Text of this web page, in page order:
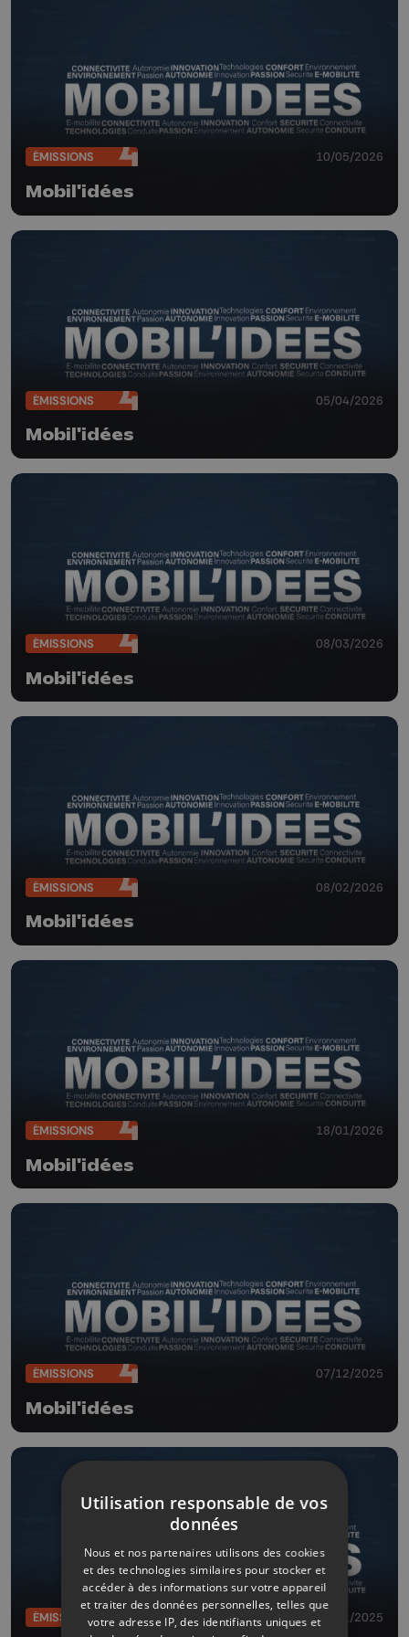
ÉMISSIONS 10/05/2026
Mobil'idées
ÉMISSIONS 05/04/2026
Mobil'idées
ÉMISSIONS 08/03/2026
Mobil'idées
ÉMISSIONS 08/02/2026
Mobil'idées
ÉMISSIONS 18/01/2026
Mobil'idées
ÉMISSIONS 07/12/2025
Mobil'idées
ÉMISSIONS 09/11/2025
Utilisation responsable de vos
données
Nous et nos partenaires utilisons des cookies
et des technologies similaires pour stocker et
accéder à des informations sur votre appareil
et traiter des données personnelles, telles que
votre adresse IP, des identifiants uniques et